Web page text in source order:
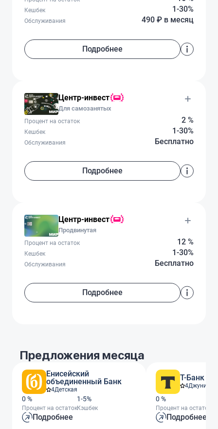
1-30%
Кешбек
490 ₽ в месяц
Обслуживания
Подробнее
Центр-инвест
Для самозанятых
2 %
Процент на остаток
1-30%
Кешбек
Бесплатно
Обслуживания
Подробнее
Центр-инвест
Продвинутая
12 %
Процент на остаток
1-30%
Кешбек
Бесплатно
Обслуживания
Подробнее
Предложения месяца
Енисейский
объединенный Банк
4Детская
0 %
Процент на остаток
1-5%
Кэшбек
Подробнее
Т-Банк
4Джуниор
0 %
Процент на остаток
Подробнее